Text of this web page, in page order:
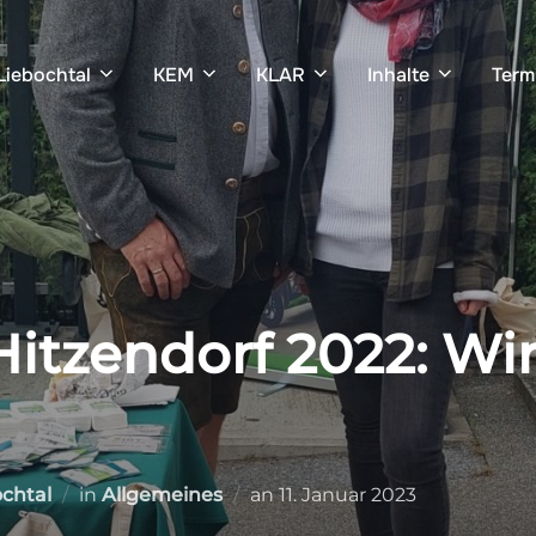
KEM KLAR Inhalte
2022:
in Allgemeines anVeröffentlicht
am
11. Januar 2023